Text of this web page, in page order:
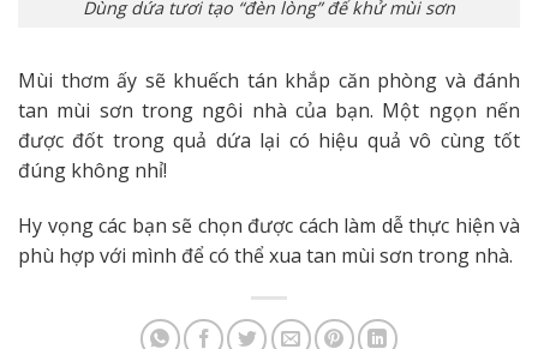
Dùng dứa tươi tạo “đèn lòng” để khử mùi sơn
Mùi thơm ấy sẽ khuếch tán khắp căn phòng và đánh
tan mùi sơn trong ngôi nhà của bạn. Một ngọn nến
được đốt trong quả dứa lại có hiệu quả vô cùng tốt
đúng không nhỉ!
Hy vọng các bạn sẽ chọn được cách làm dễ thực hiện và
phù hợp với mình để có thể xua tan mùi sơn trong nhà.